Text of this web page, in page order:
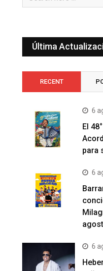
Última
RECENT
6
El
para
6
6